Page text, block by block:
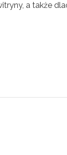
a także